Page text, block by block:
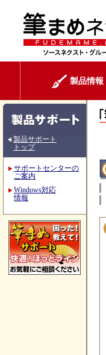
製品情報
製品サポート
トップ
サポートセンターの
ご案内
Windows対応
情報